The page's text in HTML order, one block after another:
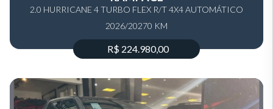
2.0 HURRICANE 4 TURBO FLEX R/T 4X4 AUTOMÁTICO
2026/20270 KM
R$ 224.980,00